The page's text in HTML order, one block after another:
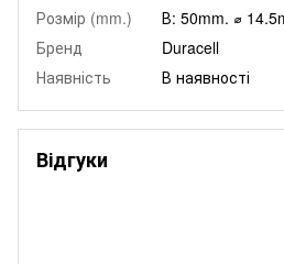
Розмір (mm.)
В: 50mm. ⌀
Бренд
Duracell
Наявність
В наявності
Відгуки